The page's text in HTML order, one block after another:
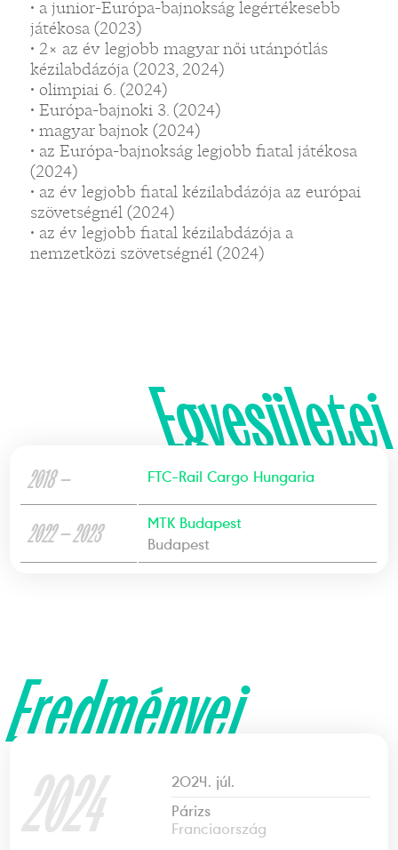
• a junior-Európa-bajnokság legértékesebb
játékosa (2023)
• 2× az év legjobb magyar női utánpótlás
kézilabdázója (2023, 2024)
• olimpiai 6. (2024)
• Európa-bajnoki 3. (2024)
• magyar bajnok (2024)
• az Európa-bajnokság legjobb fiatal játékosa
(2024)
• az év legjobb fiatal kézilabdázója az európai
szövetségnél (2024)
• az év legjobb fiatal kézilabdázója a
nemzetközi szövetségnél (2024)
Egyesületei
2018 — FTC-Rail Cargo Hungaria
2022 — 2023
MTK Budapest
Budapest
Eredményei
2024
2024. júl.
Párizs
Franciaország